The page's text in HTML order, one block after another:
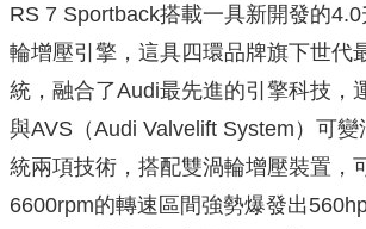
RS 7 Sportback搭載一具新開發的
輪增壓引擎，這具四環品牌旗下世代
統，融合了Audi最先進的引擎科技，
與AVS（Audi Valvelift System）可
統兩項技術，搭配雙渦輪增壓裝置，
6600rpm的轉速區間強勢爆發出